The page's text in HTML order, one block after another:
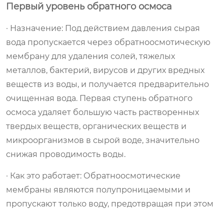
Первый уровень обратного осмоса
· Назначение: Под действием давления сырая
вода пропускается через обратноосмотическую
мембрану для удаления солей, тяжелых
металлов, бактерий, вирусов и других вредных
веществ из воды, и получается предварительно
очищенная вода. Первая ступень обратного
осмоса удаляет большую часть растворенных
твердых веществ, органических веществ и
микроорганизмов в сырой воде, значительно
снижая проводимость воды.
· Как это работает: Обратноосмотические
мембраны являются полупроницаемыми и
пропускают только воду, предотвращая при этом